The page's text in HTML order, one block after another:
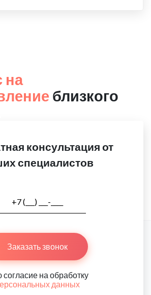
на
близкого
консультация от
специалистов
Заказать звонок
на обработку
данных